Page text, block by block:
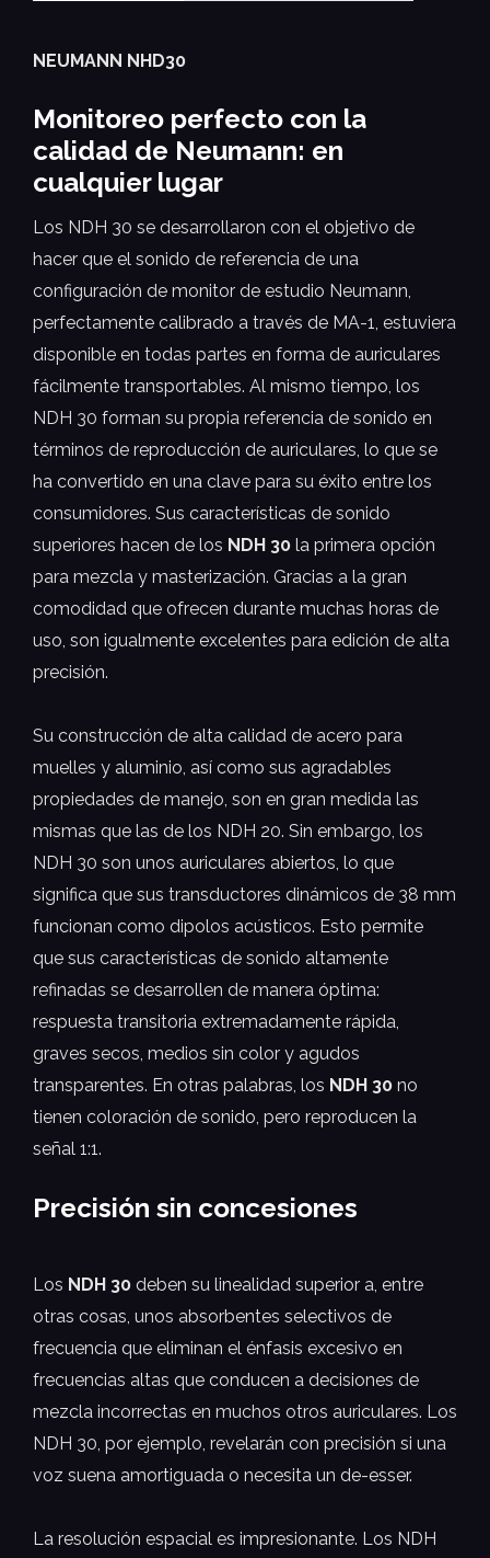
NEUMANN NHD30
Monitoreo perfecto con la
calidad de Neumann: en
cualquier lugar
Los NDH 30 se desarrollaron con el objetivo de
hacer que el sonido de referencia de una
configuración de monitor de estudio Neumann,
perfectamente calibrado a través de MA-1, estuviera
disponible en todas partes en forma de auriculares
fácilmente transportables. Al mismo tiempo, los
NDH 30 forman su propia referencia de sonido en
términos de reproducción de auriculares, lo que se
ha convertido en una clave para su éxito entre los
consumidores. Sus características de sonido
superiores hacen de los NDH 30 la primera opción
para mezcla y masterización. Gracias a la gran
comodidad que ofrecen durante muchas horas de
uso, son igualmente excelentes para edición de alta
precisión.
Su construcción de alta calidad de acero para
muelles y aluminio, así como sus agradables
propiedades de manejo, son en gran medida las
mismas que las de los NDH 20. Sin embargo, los
NDH 30 son unos auriculares abiertos, lo que
significa que sus transductores dinámicos de 38 mm
funcionan como dipolos acústicos. Esto permite
que sus características de sonido altamente
refinadas se desarrollen de manera óptima:
respuesta transitoria extremadamente rápida,
graves secos, medios sin color y agudos
transparentes. En otras palabras, los NDH 30 no
tienen coloración de sonido, pero reproducen la
señal 1:1.
Precisión sin concesiones
Los NDH 30 deben su linealidad superior a, entre
otras cosas, unos absorbentes selectivos de
frecuencia que eliminan el énfasis excesivo en
frecuencias altas que conducen a decisiones de
mezcla incorrectas en muchos otros auriculares. Los
NDH 30, por ejemplo, revelarán con precisión si una
voz suena amortiguada o necesita un de-esser.
La resolución espacial es impresionante. Los NDH